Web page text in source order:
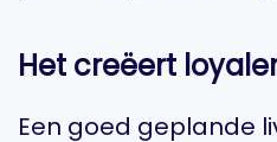
Het creëert
Een goed geplande